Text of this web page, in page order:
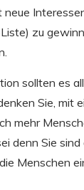
neue
zu
sollten es
Sie, mit
mehr
denn Sie sind
Menschen